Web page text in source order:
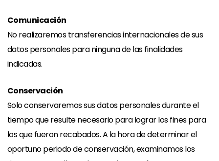
Comunicación
No realizaremos transferencias internacionales de sus
datos personales para ninguna de las finalidades
indicadas.
Conservación
Solo conservaremos sus datos personales durante el
tiempo que resulte necesario para lograr los fines para
los que fueron recabados. A la hora de determinar el
oportuno periodo de conservación, examinamos los